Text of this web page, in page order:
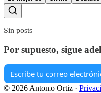
Sin posts
Por supuesto, sigue
© 2026 Antonio Ortiz ·